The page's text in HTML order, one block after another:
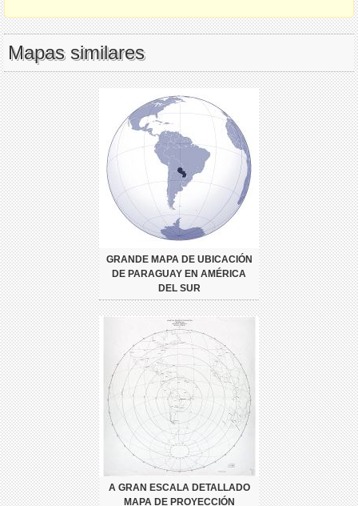
Mapas similares
GRANDE MAPA DE UBICACIÓN
DE PARAGUAY EN AMÉRICA
DEL SUR
A GRAN ESCALA DETALLADO
MAPA DE PROYECCIÓN